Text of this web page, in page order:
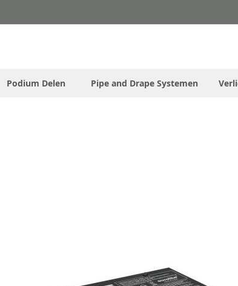
Podium Delen Pipe and Drape Systemen